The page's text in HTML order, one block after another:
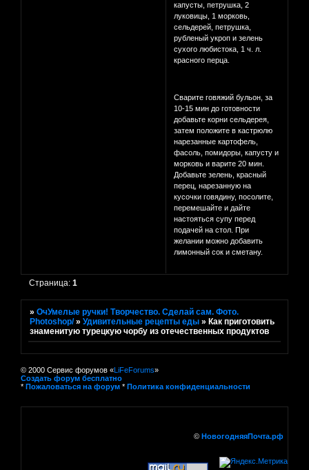
капусты, петрушка, 2
луковицы, 1 морковь,
сельдерей, петрушка,
рубленый укроп и зелень
сухого любистока, 1 ч. л.
красного перца.
Сварите говяжий бульон, за
10-15 мин до готовности
добавьте корни сельдерея,
затем положите в кастрюлю
нарезанные картофель,
фасоль, помидоры, капусту и
морковь и варите 20 мин.
Добавьте зелень, красный
перец, нарезанную на
кусочки говядину, посолите,
перемешайте и дайте
настояться супу перед
подачей на стол. При
желании можно добавить
лимонный сок и сметану.
Страница:1
»ОчУмелые ручки! Творчество. Сделай сам. Фото.
Photoshop/ »Удивительные рецепты еды »Как приготовить
знаменитую турецкую чорбу из отечественных продуктов
© 2000 Сервис форумов «LiFeForums»
Создать форум бесплатно
* Пожаловаться на форум * Политика конфиденциальности
© НовогодняяПочта.рф